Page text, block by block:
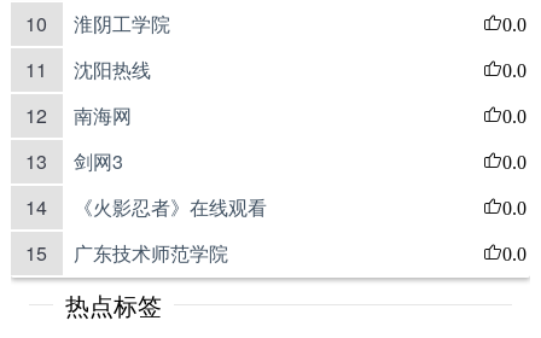
10 淮阴工学院 0.0
11 沈阳热线 0.0
12 南海网 0.0
13 剑网3 0.0
14 《火影忍者》在线观看 0.0
15 广东技术师范学院 0.0
热点标签